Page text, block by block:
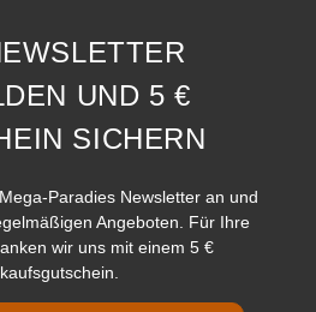
UND 5 €
SICHERN
Paradies Newsletter an und
Angeboten. Für Ihre
wir uns mit einem 5 €